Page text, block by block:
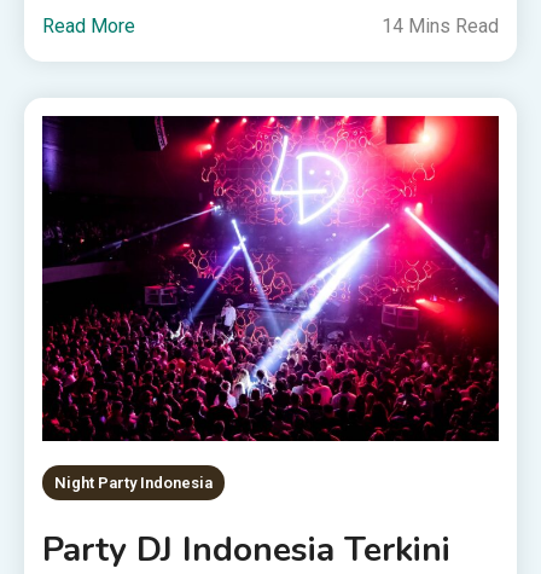
Read More 14 Mins Read
Night Party Indonesia
Party DJ Indonesia Terkini